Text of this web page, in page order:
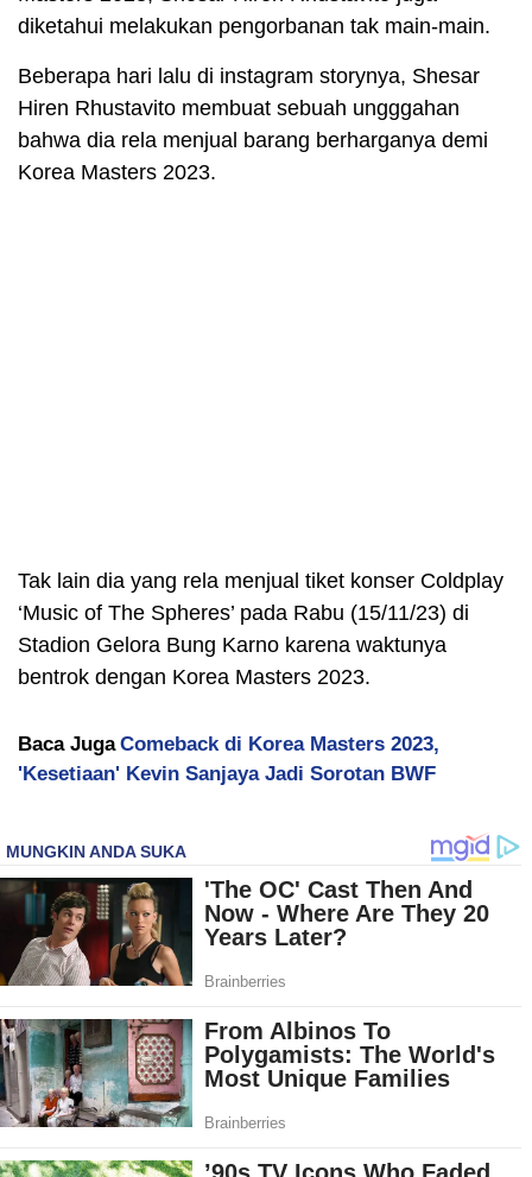
diketahui melakukan pengorbanan tak main-main.
Beberapa hari lalu di instagram storynya, Shesar
Hiren Rhustavito membuat sebuah ungggahan
bahwa dia rela menjual barang berharganya demi
Korea Masters 2023.
Tak lain dia yang rela menjual tiket konser Coldplay
‘Music of The Spheres’ pada Rabu (15/11/23) di
Stadion Gelora Bung Karno karena waktunya
bentrok dengan Korea Masters 2023.
Baca Juga Comeback di Korea Masters 2023,
'Kesetiaan' Kevin Sanjaya Jadi Sorotan BWF